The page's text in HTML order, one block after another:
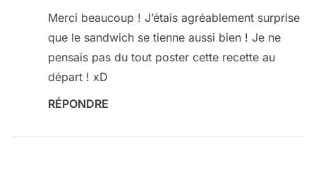
Merci beaucoup ! J’étais agréablement surprise
que le sandwich se tienne aussi bien ! Je ne
pensais pas du tout poster cette recette au
départ ! xD
RÉPONDRE